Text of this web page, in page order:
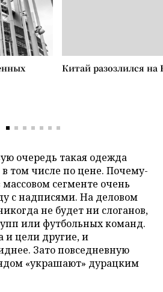
Китай разозлился на
очередь такая одежда
том числе по цене. Почему-
сегменте очень
с надписями. На деловом
не будет ни слоганов,
или футбольных команд.
и цели другие, и
Зато повседневную
«украшают» дурацким